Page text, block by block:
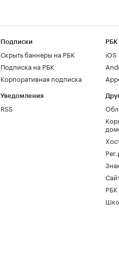
Подписки
Скрыть баннеры на РБК
Подписка на РБК
Корпоративная подписка
Уведомления
RSS
РБК
iOS